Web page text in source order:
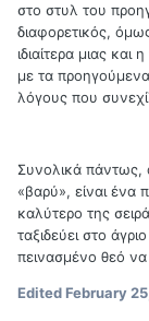
στο στυλ του
διαφορετικός,
ιδιαίτερα μιας
με τα
λόγους που
Συνολικά πάντως,
«βαρύ», είναι ένα
καλύτερο της
ταξιδεύει στο
πεινασμένο θεό να
EditedFebruary